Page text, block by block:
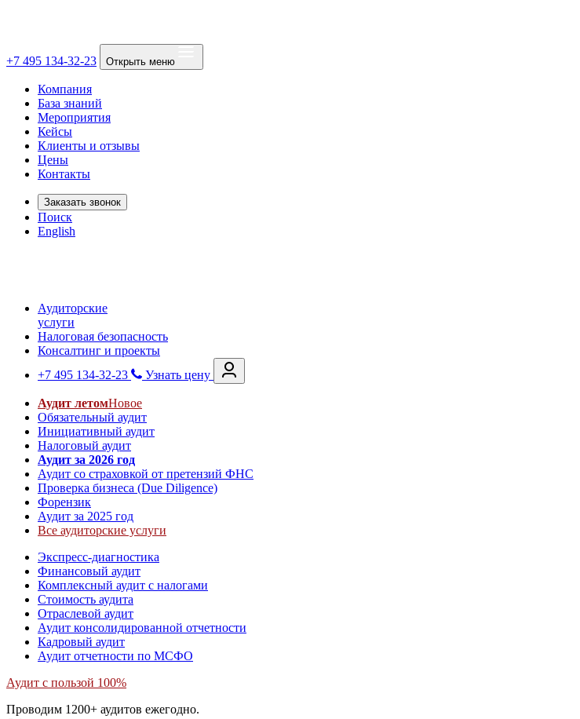
+7 495 134-32-23 Открыть меню
Компания
База знаний
Мероприятия
Кейсы
Клиенты и отзывы
Цены
Контакты
Заказать звонок
Поиск
English
Аудиторские
услуги
Налоговая безопасность
Консалтинг и проекты
+7 495 134-32-23
Узнать цену
Аудит летомНовое
Обязательный аудит
Инициативный аудит
Налоговый аудит
Аудит за 2026 год
Аудит со страховкой от претензий ФНС
Проверка бизнеса (Due Diligence)
Форензик
Аудит за 2025 год
Все аудиторские услуги
Экспресс-диагностика
Финансовый аудит
Комплексный аудит с налогами
Стоимость аудита
Отраслевой аудит
Аудит консолидированной отчетности
Кадровый аудит
Аудит отчетности по МСФО
Аудит с пользой 100%
Проводим 1200+ аудитов ежегодно.